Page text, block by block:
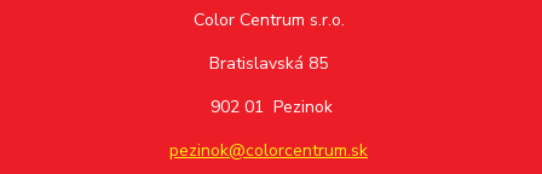
Color Centrum s.r.o.
Bratislavská 85
902 01 Pezinok
pezinok@colorcentrum.sk